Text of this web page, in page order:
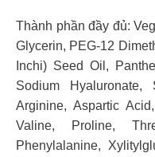
Thành phần đầy đủ:
Glycerin, PEG-12
Inchi) Seed Oil,
Sodium Hyaluronate,
Arginine, Aspartic
Valine, Proline,
Phenylalanine,